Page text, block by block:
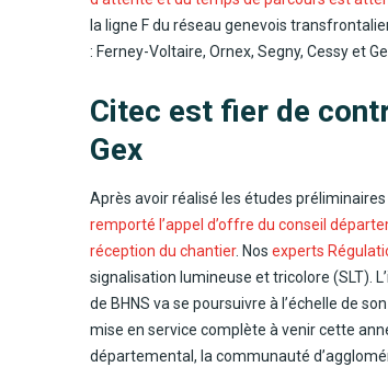
la ligne F du réseau genevois
: Ferney-Voltaire, Ornex, Segny, Cessy et
Citec est fier de
Gex
Après avoir réalisé les études
remporté l’appel d’offre du conseil
réception du chantier. Nos experts
signalisation lumineuse et tricolore (SLT).
de BHNS va se poursuivre à l’échelle de
mise en service complète à venir cette
départemental, la communauté